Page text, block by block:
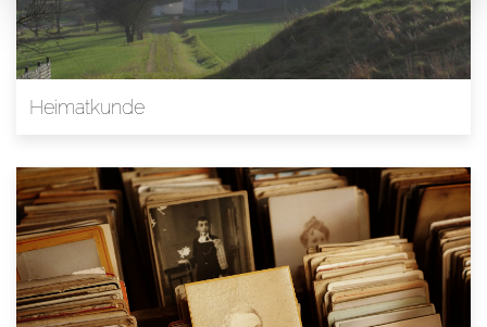
Heimatkunde